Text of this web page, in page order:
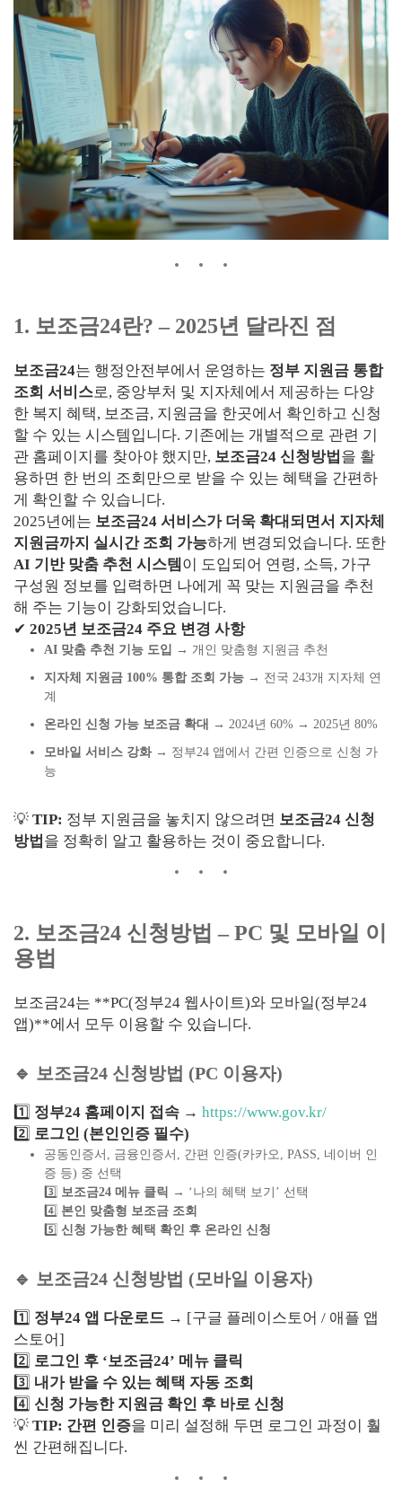
1. 보조금24란? – 2025년 달라진 점
보조금24는 행정안전부에서 운영하는 정부 지원금 통합
조회 서비스로, 중앙부처 및 지자체에서 제공하는 다양
한 복지 혜택, 보조금, 지원금을 한곳에서 확인하고 신청
할 수 있는 시스템입니다. 기존에는 개별적으로 관련 기
관 홈페이지를 찾아야 했지만, 보조금24 신청방법 을 활
용하면 한 번의 조회만으로 받을 수 있는 혜택을 간편하
게 확인할 수 있습니다.
2025년에는 보조금24 서비스가 더욱 확대되면서 지자체
지원금까지 실시간 조회 가능하게 변경되었습니다. 또한
AI 기반 맞춤 추천 시스템 이 도입되어 연령, 소득, 가구
구성원 정보를 입력하면 나에게 꼭 맞는 지원금을 추천
해 주는 기능이 강화되었습니다.
✔ 2025년 보조금24 주요 변경 사항
AI 맞춤 추천 기능 도입 → 개인 맞춤형 지원금 추천
지자체 지원금 100% 통합 조회 가능 → 전국 243개 지자체 연
계
온라인 신청 가능 보조금 확대 → 2024년 60% → 2025년 80%
모바일 서비스 강화→ 정부24 앱에서 간편 인증으로 신청 가
능
💡 TIP: 정부 지원금을 놓치지 않으려면 보조금24 신청
방법 을 정확히 알고 활용하는 것이 중요합니다.
2. 보조금24 신청방법 – PC 및 모바일 이
용법
보조금24는 **PC(정부24 웹사이트)와 모바일(정부24
앱)**에서 모두 이용할 수 있습니다.
🔹 보조금24 신청방법 (PC 이용자)
1️⃣ 정부24 홈페이지 접속 → https://www.gov.kr/
2️⃣ 로그인 (본인인증 필수)
공동인증서, 금융인증서, 간편 인증(카카오, PASS, 네이버 인
증 등) 중 선택
3️⃣ 보조금24 메뉴 클릭
→ ‘나의 혜택 보기’ 선택
4️⃣ 본인 맞춤형 보조금 조회
5️⃣ 신청 가능한 혜택 확인 후 온라인 신청
🔹 보조금24 신청방법 (모바일 이용자)
1️⃣ 정부24 앱 다운로드 → [구글 플레이스토어 / 애플 앱
스토어]
2️⃣ 로그인 후 ‘보조금24’ 메뉴 클릭
3️⃣ 내가 받을 수 있는 혜택 자동 조회
4️⃣ 신청 가능한 지원금 확인 후 바로 신청
💡 TIP: 간편 인증을 미리 설정해 두면 로그인 과정이 훨
씬 간편해집니다.